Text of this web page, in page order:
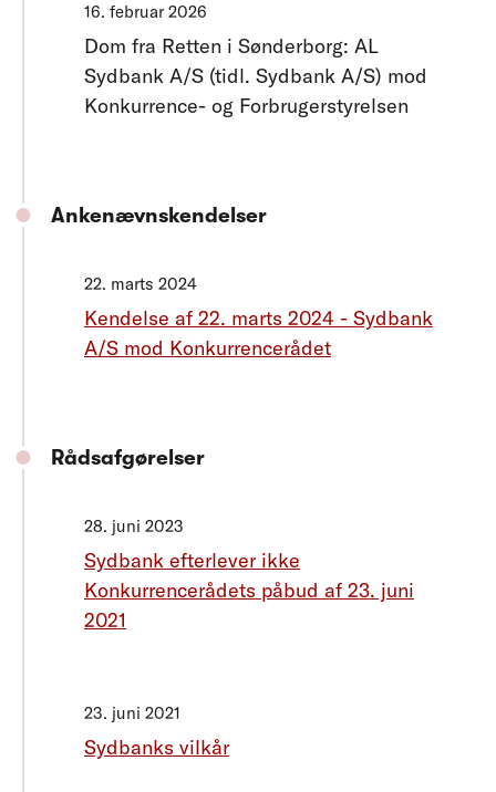
16. februar 2026
Dom fra Retten i Sønderborg: AL
Sydbank A/S (tidl. Sydbank A/S) mod
Konkurrence- og Forbrugerstyrelsen
Ankenævnskendelser
22. marts 2024
Kendelse af 22. marts 2024 - Sydbank
A/S mod Konkurrencerådet
Rådsafgørelser
28. juni 2023
Sydbank efterlever ikke
Konkurrencerådets påbud af 23. juni
2021
23. juni 2021
Sydbanks vilkår